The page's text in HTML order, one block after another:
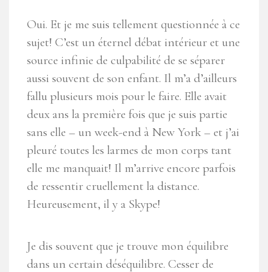
Oui. Et je me suis tellement questionnée à ce
sujet! C’est un éternel débat intérieur et une
source infinie de culpabilité de se séparer
aussi souvent de son enfant. Il m’a d’ailleurs
fallu plusieurs mois pour le faire. Elle avait
deux ans la première fois que je suis partie
sans elle – un week-end à New York – et j’ai
pleuré toutes les larmes de mon corps tant
elle me manquait! Il m’arrive encore parfois
de ressentir cruellement la distance.
Heureusement, il y a Skype!
Je dis souvent que je trouve mon équilibre
dans un certain déséquilibre. Cesser de